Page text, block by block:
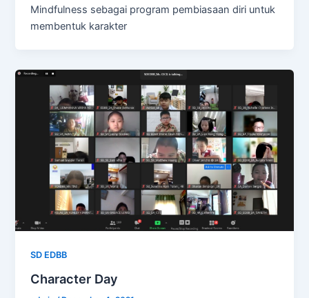
Mindfulness sebagai program pembiasaan diri untuk
membentuk karakter
SD EDBB
Character Day